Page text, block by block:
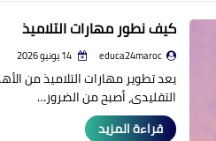
كيف نطور مهارات التلاميذ
educa24maroc
يعد تطوير مهارات التلاميذ من
التقليدى، أصبح من الضرور…
قراءة المزيد